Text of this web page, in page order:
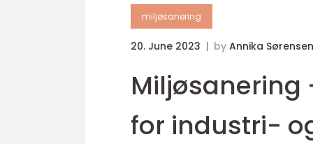
miljøsanering
20. June 2023 by Annika Sørensen
for industri-